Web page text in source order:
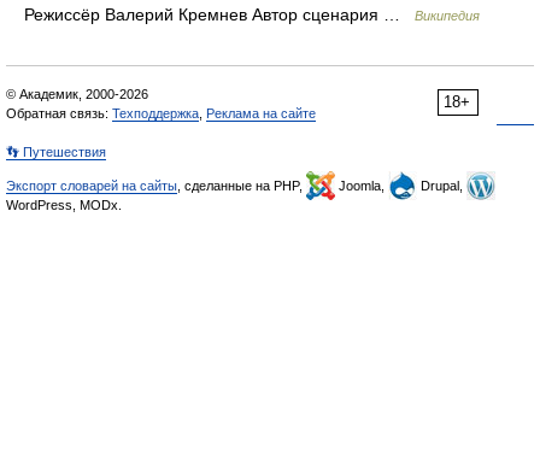
Режиссёр Валерий Кремнев Автор сценария …
Википедия
18+
© Академик, 2000-2026
Обратная связь: Техподдержка Реклама на сайте
👣 Путешествия
Экспорт словарей на сайты , сделанные на PHP, Joomla,
Drupal,
WordPress, MODx.